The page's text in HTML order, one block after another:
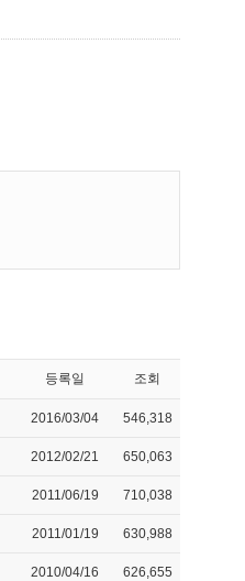
등록일 조회
2016/03/04 546,318
2012/02/21 650,063
2011/06/19 710,038
2011/01/19 630,988
2010/04/16 626,655